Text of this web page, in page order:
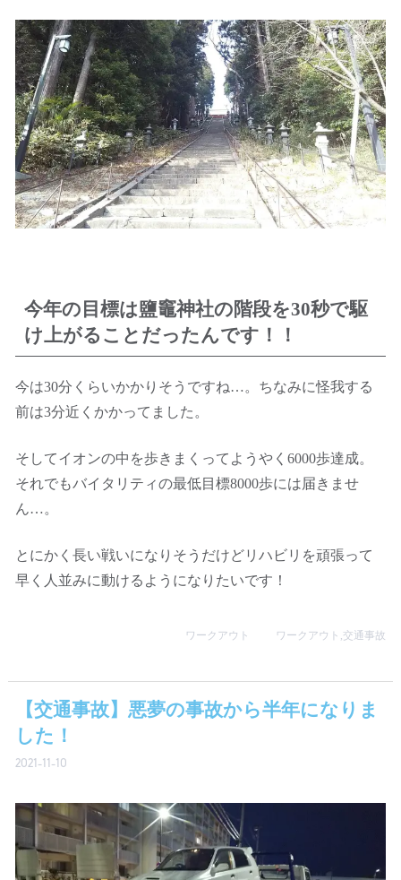
今年の目標は鹽竈神社の階段を30秒で駆
け上がることだったんです！！
今は30分くらいかかりそうですね…。ちなみに怪我する
前は3分近くかかってました。
そしてイオンの中を歩きまくってようやく6000歩達成。
それでもバイタリティの最低目標8000歩には届きませ
ん…。
とにかく長い戦いになりそうだけどリハビリを頑張って
早く人並みに動けるようになりたいです！
ワークアウト ワークアウト ,交通事故
【交通事故】悪夢の事故から半年になりま
した！
2021-11-10